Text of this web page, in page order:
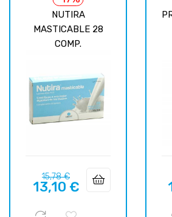
NUTIRA
MASTICABLE 28
COMP.
Precio
regular
15,78 €Precio
13,10 €